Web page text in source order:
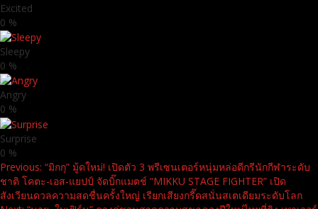
Excited
0 %
Sleepy
0 %
Angry
0 %
Surprise
0 %
Continue
Reading
Previous: “มิกกุ” มู้ดใหม่! เปิดตัว 3 พรีเซนเตอร์หนุ่มหล่อดีกรีนักกีฬาระดับ
ชาติ โคตะ-เอส-แยปป์ จัดบิ๊กแมตช์ “MIKKU STAGE FIGHTER” เปิด
สังเวียนดวลความสดชื่นครั้งใหญ่ เรียกเสียงกรี๊ดสนั่นสเตเดียมระดับโลก